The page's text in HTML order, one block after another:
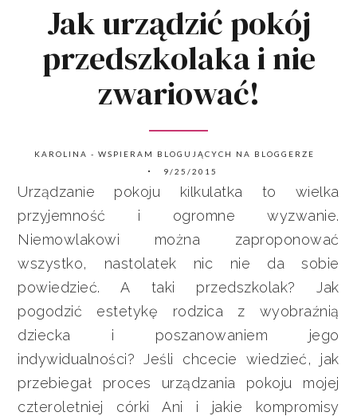
Jak urządzić pokój
przedszkolaka i nie
zwariować!
KAROLINA - WSPIERAM BLOGUJĄCYCH NA BLOGGERZE
9/25/2015
Urządzanie pokoju kilkulatka to wielka
przyjemność i ogromne wyzwanie.
Niemowlakowi można zaproponować
wszystko, nastolatek nic nie da sobie
powiedzieć. A taki przedszkolak? Jak
pogodzić estetykę rodzica z wyobraźnią
dziecka i poszanowaniem jego
indywidualności? Jeśli chcecie wiedzieć, jak
przebiegał proces urządzania pokoju mojej
czteroletniej córki Ani i jakie kompromisy